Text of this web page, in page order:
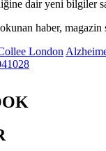
dair yeni bilgiler
haber, magazin
London